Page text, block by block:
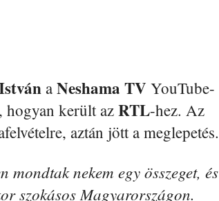
a Neshama TV YouTube-
hogyan került az RTL-hez. Az
aztán jött a meglepetés.
mondtak nekem egy összeget, és
szokásos Magyarországon.